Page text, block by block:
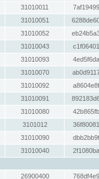
31010011
31010051
31010052
31010043
31010093
31010070
31010092
31010091
31010080
3101012
31010090
31010040
26900400